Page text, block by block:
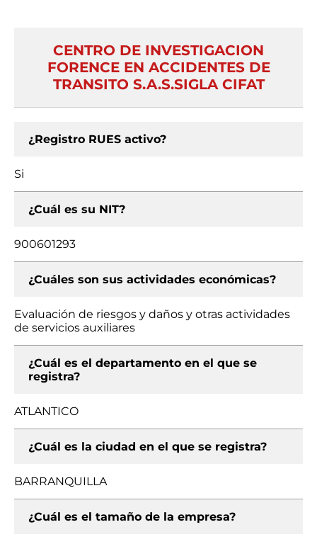
CENTRO DE INVESTIGACION
FORENCE EN ACCIDENTES DE
TRANSITO S.A.S.SIGLA CIFAT
¿Registro RUES activo?
Si
¿Cuál es su NIT?
900601293
¿Cuáles son sus actividades económicas?
Evaluación de riesgos y daños y otras actividades
de servicios auxiliares
¿Cuál es el departamento en el que se
registra?
ATLANTICO
¿Cuál es la ciudad en el que se registra?
BARRANQUILLA
¿Cuál es el tamaño de la empresa?